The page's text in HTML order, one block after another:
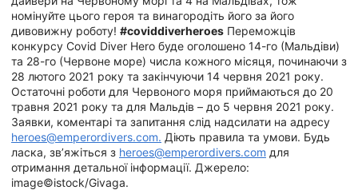
номінуйте цього героя та винагородіть його за його
дивовижну роботу! #coviddiverheroes Переможців
конкурсу Covid Diver Hero буде оголошено 14-го (Мальдіви)
та 28-го (Червоне море) числа кожного місяця, починаючи з
28 лютого 2021 року та закінчуючи 14 червня 2021 року.
Остаточні роботи для Червоного моря приймаються до 20
травня 2021 року та для Мальдів – до 5 червня 2021 року.
Заявки, коментарі та запитання слід надсилати на адресу
heroes@emperordivers.com. Діють правила та умови. Будь
ласка, зв’яжіться з heroes@emperordivers.com для
отримання детальної інформації. Джерело:
image©istock/Givaga.